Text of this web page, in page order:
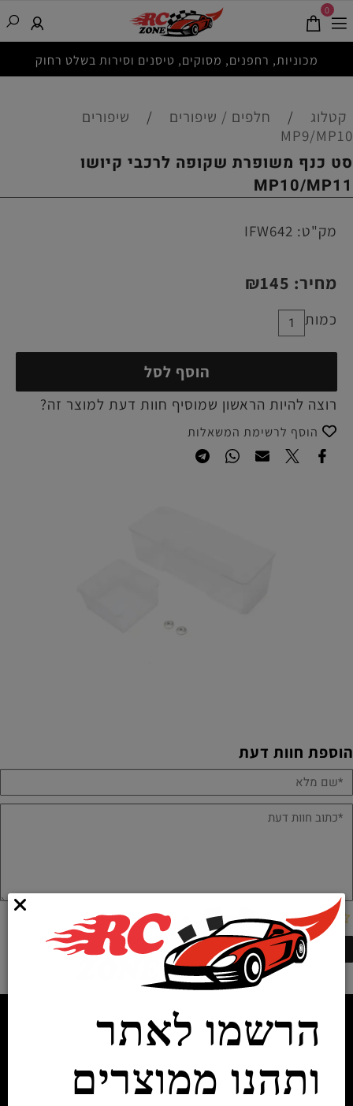
מכוניות, רחפנים, מסוקים, טיסנים וסירות בשלט רחוק
0
קטלוג / חלפים / שיפורים /
שיפורים
MP9/MP10
סט כנף משופרת שקופה לרכבי קיושו
MP10/MP11
מק"ט: IFW642
מחיר: ₪145
כמות
הוסף לסל
רוצה להיות הראשון שמוסיף חוות דעת למוצר זה?
הוסף לרשימת המשאלות
הוספת חוות דעת
הרשמו לאתר
ותהנו ממוצרים